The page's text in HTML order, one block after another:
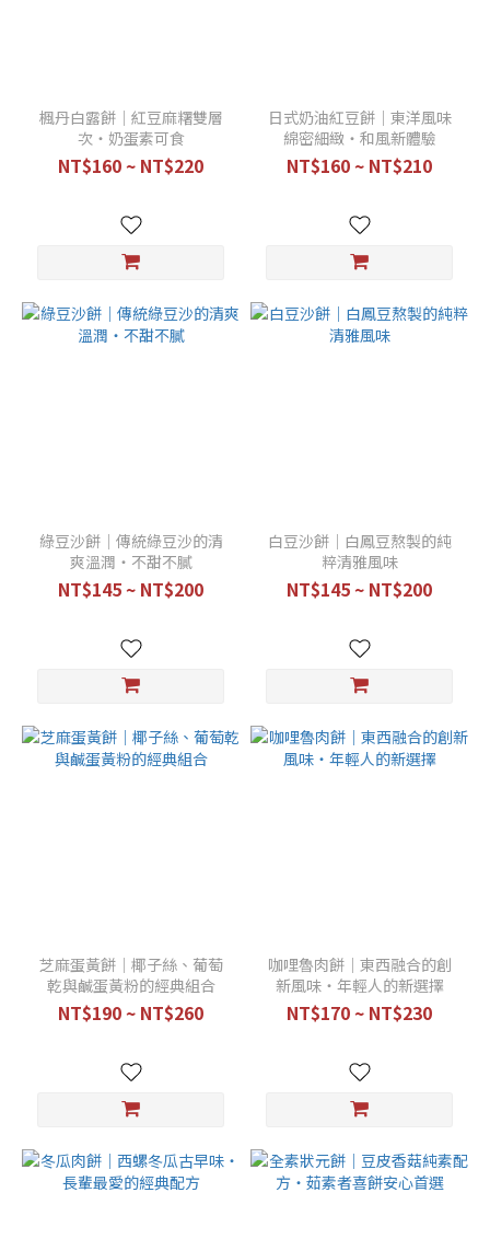
楓丹白露餅｜紅豆麻糬雙層
次・奶蛋素可食
NT$160 ~ NT$220
日式奶油紅豆餅｜東洋風味
綿密細緻・和風新體驗
NT$160 ~ NT$210
綠豆沙餅｜傳統綠豆沙的清
爽溫潤・不甜不膩
NT$145 ~ NT$200
白豆沙餅｜白鳳豆熬製的純
粹清雅風味
NT$145 ~ NT$200
芝麻蛋黃餅｜椰子絲、葡萄
乾與鹹蛋黃粉的經典組合
NT$190 ~ NT$260
咖哩魯肉餅｜東西融合的創
新風味・年輕人的新選擇
NT$170 ~ NT$230